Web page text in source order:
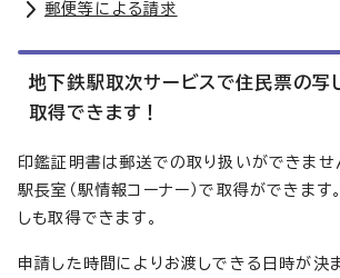
郵便等による請求
地下鉄駅取次サービスで住民票の写
取得できます！
印鑑証明書は郵送での取り扱いができませ
駅長室（駅情報コーナー）で取得ができます
しも取得できます。
申請した時間によりお渡しできる日時が決